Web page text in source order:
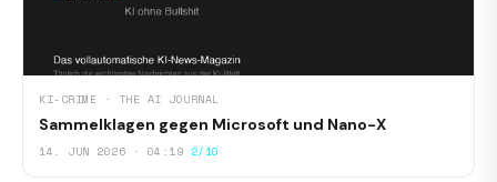
KI-CRIME · THE AI JOURNAL
Sammelklagen gegen Microsoft und Nano-X
14. JUN 2026 · 04:19 2/10